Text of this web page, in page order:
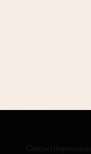
ContactImpressum